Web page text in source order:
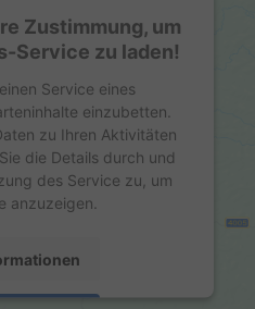
Zustimmung, um
Service zu laden!
Service eines
einzubetten.
zu Ihren Aktivitäten
die Details durch und
des Service zu, um
anzuzeigen.